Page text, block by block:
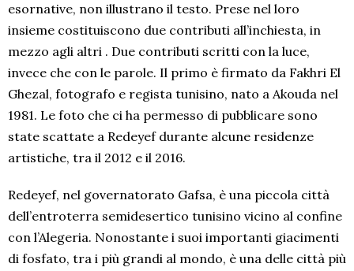
esornative, non illustrano il testo. Prese nel loro
insieme costituiscono due contributi all’inchiesta, in
mezzo agli altri . Due contributi scritti con la luce,
invece che con le parole. Il primo è firmato da Fakhri El
Ghezal, fotografo e regista tunisino, nato a Akouda nel
1981. Le foto che ci ha permesso di pubblicare sono
state scattate a Redeyef durante alcune residenze
artistiche, tra il 2012 e il 2016.
Redeyef, nel governatorato Gafsa, è una piccola città
dell’entroterra semidesertico tunisino vicino al confine
con l’Alegeria. Nonostante i suoi importanti giacimenti
di fosfato, tra i più grandi al mondo, è una delle città più